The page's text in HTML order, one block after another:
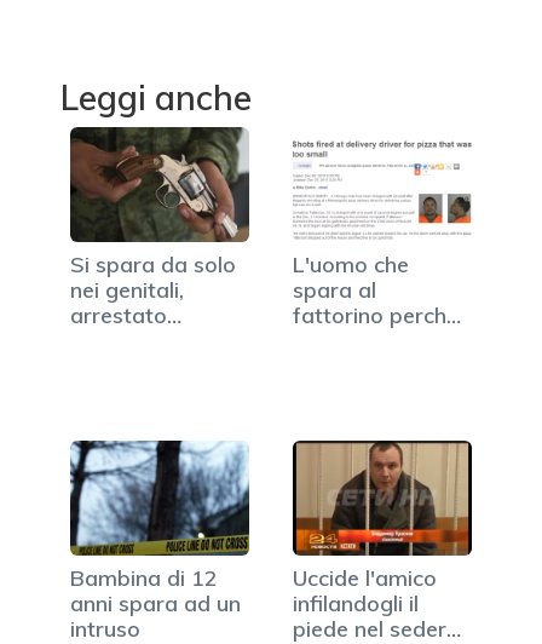
Leggi anche
Si spara da solo
nei genitali,
arrestato
L'uomo che
spara al
fattorino perché
Bambina di 12
anni spara ad un
intruso
Uccide l'amico
infilandogli il
piede nel sedere: